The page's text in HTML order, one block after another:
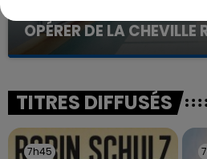
OPÉRER DE LA CHEVILLE
La famille a porté plainte
excuses.
TITRES DIFFUSÉS
7h45
7h45